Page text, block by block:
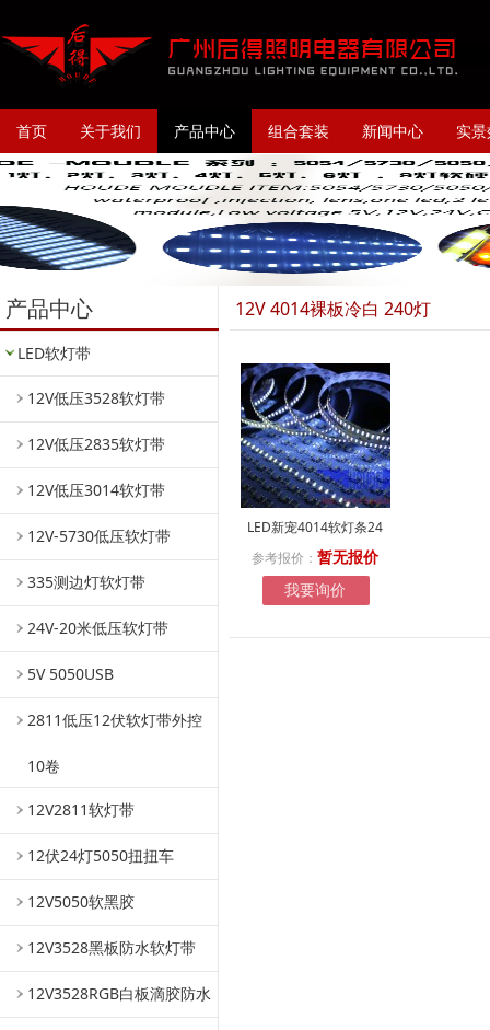
首页 关于我们 产品中心 组合套装 新闻中心 实
产品中心
LED软灯带
12V低压3528软灯带
12V低压2835软灯带
12V低压3014软灯带
12V-5730低压软灯带
335测边灯软灯带
24V-20米低压软灯带
5V 5050USB
2811低压12伏软灯带外控
10卷
12V2811软灯带
12伏24灯5050扭扭车
12V5050软黑胶
12V3528黑板防水软灯带
12V3528RGB白板滴胶防水
12V 4014裸板冷白 240灯
LED新宠4014软灯条24
参考报价：暂无报价
我要询价